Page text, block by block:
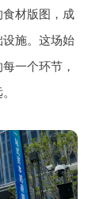
材版图，成
施。这场始
一个环节，